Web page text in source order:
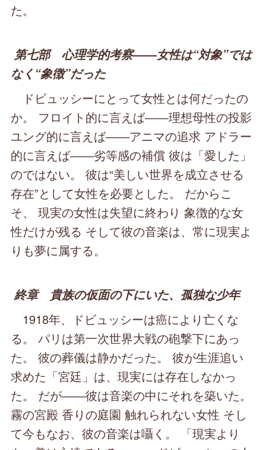
た。
第七部 心理学的考察――女性は“対象”では
なく“象徴”だった
ドビュッシーにとって女性とは何だったの
か。 フロイト的に言えば――理想母性の投影
ユング的に言えば――アニマの追求 アドラー
的に言えば――劣等感の補償 彼は「愛した」
のではない。 彼は“美しい世界を成立させる
存在”として女性を必要とした。 だからこ
そ、 現実の女性は失望に終わり 象徴的な女
性だけが残る そして彼の音楽は、常に現実よ
りも夢に属する。
終章 貴族の仮面の下にいた、孤独な少年
1918年、ドビュッシーは癌により亡くな
る。 パリは第一次世界大戦の砲撃下にあっ
た。 彼の葬儀は静かだった。 彼が生涯追い
求めた「宮廷」は、現実には存在しなかっ
た。 だが――彼は音楽の中にそれを築いた。
霧の宮殿 香りの庭園 触れられない女性 そし
て今もなお、彼の音楽は囁く。 「現実より